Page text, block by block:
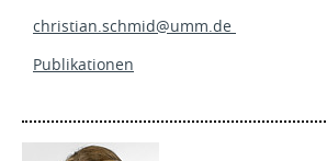
christian.schmid@umm.de
Publikationen